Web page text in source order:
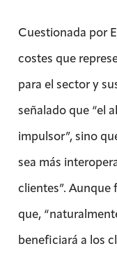
Cuestionada por
costes que
para el sector y
señalado que “el
impulsor”, sino
sea más
clientes”. Aunque
que,
beneficiará a los